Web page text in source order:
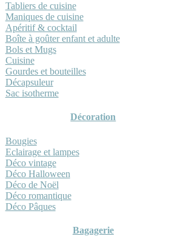
Tabliers de cuisine
Maniques de cuisine
Apéritif & cocktail
Boîte à goûter enfant et adulte
Bols et Mugs
Cuisine
Gourdes et bouteilles
Décapsuleur
Sac isotherme
Décoration
Bougies
Eclairage et lampes
Déco vintage
Déco Halloween
Déco de Noël
Déco romantique
Déco Pâques
Bagagerie